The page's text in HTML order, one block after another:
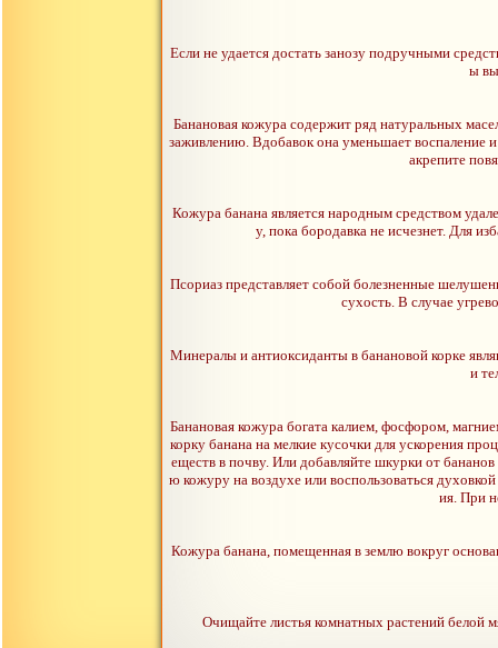
Если не удается достать занозу подручными
ы
Банановая кожура содержит ряд натуральных
заживлению. Вдобавок она уменьшает воспаление
акрепите
Кожура банана является народным средством
у, пока бородавка не исчезнет. Для
Псориаз представляет собой болезненные
сухость. В случае
Минералы и антиоксиданты в банановой корке
и
Банановая кожура богата калием, фосфором,
корку банана на мелкие кусочки для ускорения
еществ в почву. Или добавляйте шкурки от
ю кожуру на воздухе или воспользоваться
ия. При
Кожура банана, помещенная в землю вокруг
Очищайте листья комнатных растений белой